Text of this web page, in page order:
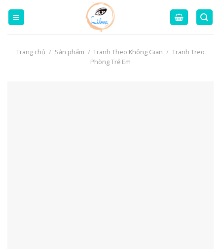
Trang chủ / Sản phẩm / Tranh Theo Không Gian / Tranh Treo
Phòng Trẻ Em